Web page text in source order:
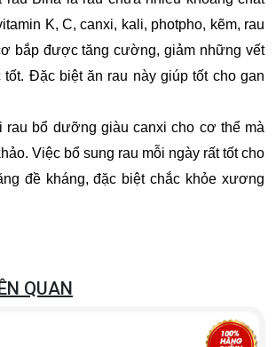
K, C, canxi, kali, photpho, kẽm, rau
bắp được tăng cường, giảm những vết
Đặc biệt ăn rau này giúp tốt cho gan
rau bổ dưỡng giàu canxi cho cơ thể mà
Việc bổ sung rau mỗi ngày rất tốt cho
đề kháng, đặc biệt chắc khỏe xương
QUAN